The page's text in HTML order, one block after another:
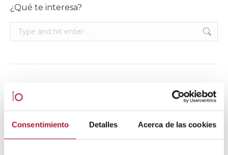
Consentimiento Detalles Acerca de las cookies
¿Qué te interesa?
Search:
ETIQUETAS
consumer trends(1) feedback analysis(1) market research(1)
Mystery Shopping(5)